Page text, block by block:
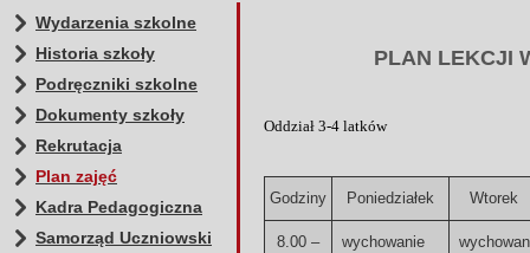
Wydarzenia szkolne
Historia szkoły
Podręczniki szkolne
Dokumenty szkoły
Rekrutacja
Plan zajęć
Kadra Pedagogiczna
Samorząd Uczniowski
PLAN LEKCJI
Oddział 3-4 latków
Godziny Poniedziałek
8.00 –
wychowanie